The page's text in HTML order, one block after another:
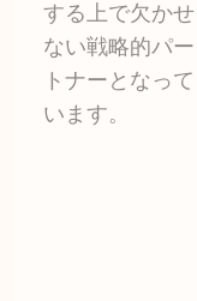
する上で欠かせ
ない戦略的パー
トナーとなって
います。